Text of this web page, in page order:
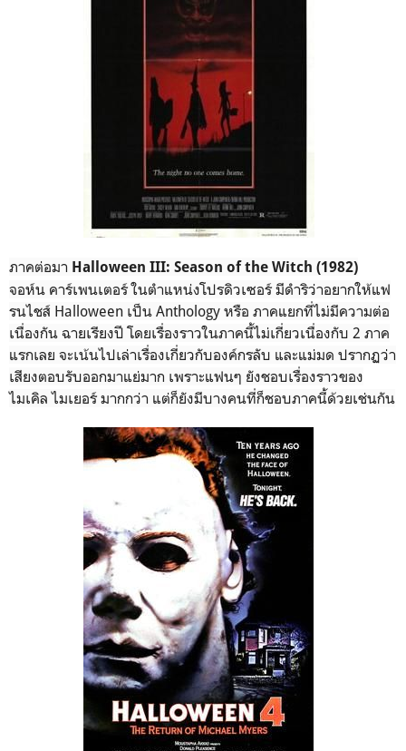
ภาคต่อมา Halloween III: Season of the Witch (1982)
จอห์น คาร์เพนเตอร์ ในตำแหน่งโปรดิวเซอร์ มีดำริว่าอยากให้แฟ
รนไชส์ Halloween เป็น Anthology หรือ ภาคแยกที่ไม่มีความต่อ
เนื่องกัน ฉายเรียงปี โดยเรื่องราวในภาคนี้ไม่เกี่ยวเนื่องกับ 2 ภาค
แรกเลย จะเน้นไปเล่าเรื่องเกี่ยวกับองค์กรลับ และแม่มด ปรากฏว่า
เสียงตอบรับออกมาแย่มาก เพราะแฟนๆ ยังชอบเรื่องราวของ
ไมเคิล ไมเยอร์ มากกว่า แต่ก็ยังมีบางคนที่ก็ชอบภาคนี้ด้วยเช่นกัน